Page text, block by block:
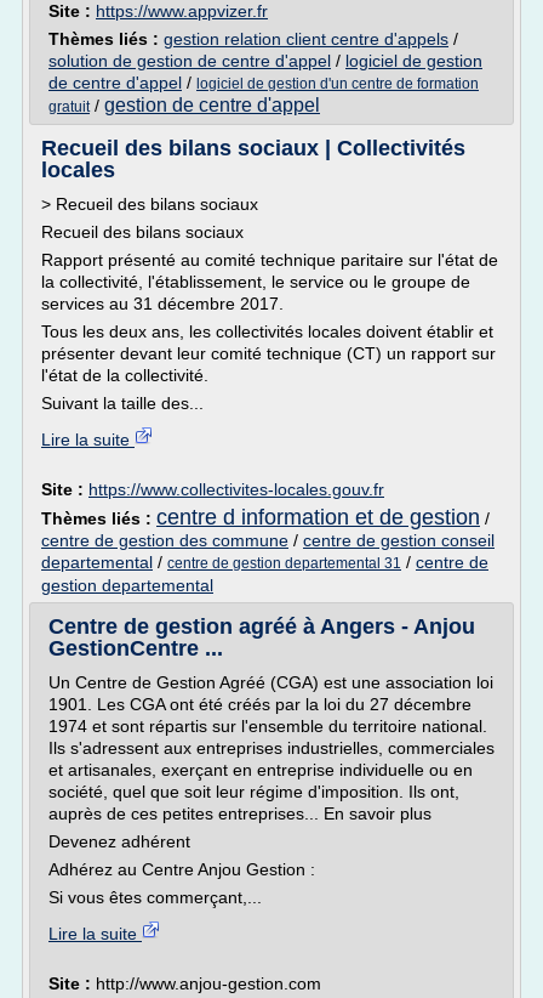
Site : https://www.appvizer.fr
Thèmes liés : gestion relation client centre d'appels /
solution de gestion de centre d'appel / logiciel de gestion
de centre d'appel / logiciel de gestion d'un centre de formation
gratuit/ gestion de centre d'appel
Recueil des bilans sociaux | Collectivités
locales
> Recueil des bilans sociaux
Recueil des bilans sociaux
Rapport présenté au comité technique paritaire sur l'état de
la collectivité, l'établissement, le service ou le groupe de
services au 31 décembre 2017.
Tous les deux ans, les collectivités locales doivent établir et
présenter devant leur comité technique (CT) un rapport sur
l'état de la collectivité.
Suivant la taille des...
Lire la suite
Site : https://www.collectivites-locales.gouv.fr
Thèmes liés : centre d information et de gestion /
centre de gestion des commune / centre de gestion conseil
departemental / centre de gestion departemental 31 / centre de
gestion departemental
Centre de gestion agréé à Angers - Anjou
GestionCentre ...
Un Centre de Gestion Agréé (CGA) est une association loi
1901. Les CGA ont été créés par la loi du 27 décembre
1974 et sont répartis sur l'ensemble du territoire national.
Ils s'adressent aux entreprises industrielles, commerciales
et artisanales, exerçant en entreprise individuelle ou en
société, quel que soit leur régime d'imposition. Ils ont,
auprès de ces petites entreprises... En savoir plus
Devenez adhérent
Adhérez au Centre Anjou Gestion :
Si vous êtes commerçant,...
Lire la suite
Site : http://www.anjou-gestion.com